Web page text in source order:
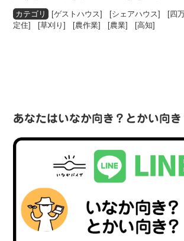
[ゲストハウス] [シェアハウス] [四
定住] [草刈り] [農作業] [農業] [高知]
あなたはいなか向き？とかい向き